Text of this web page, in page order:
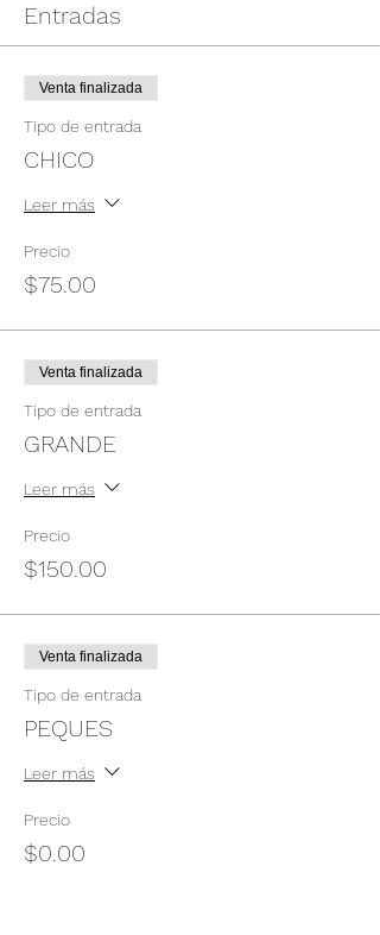
Entradas
Venta finalizada
Tipo de entrada
CHICO
Leer más
Precio
$75.00
Venta finalizada
Tipo de entrada
GRANDE
Leer más
Precio
$150.00
Venta finalizada
Tipo de entrada
PEQUES
Leer más
Precio
$0.00